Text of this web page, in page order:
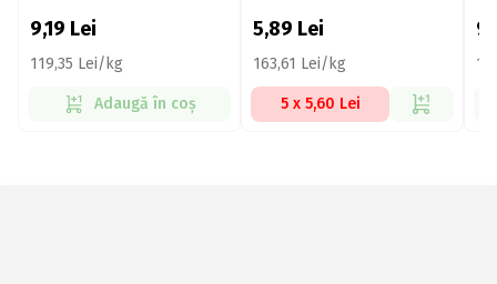
77g
9,19 Lei
119,35 Lei/kg
Adaugă în coș
36g
5,89 Lei
163,61 Lei/kg
5 x 5,60 Lei